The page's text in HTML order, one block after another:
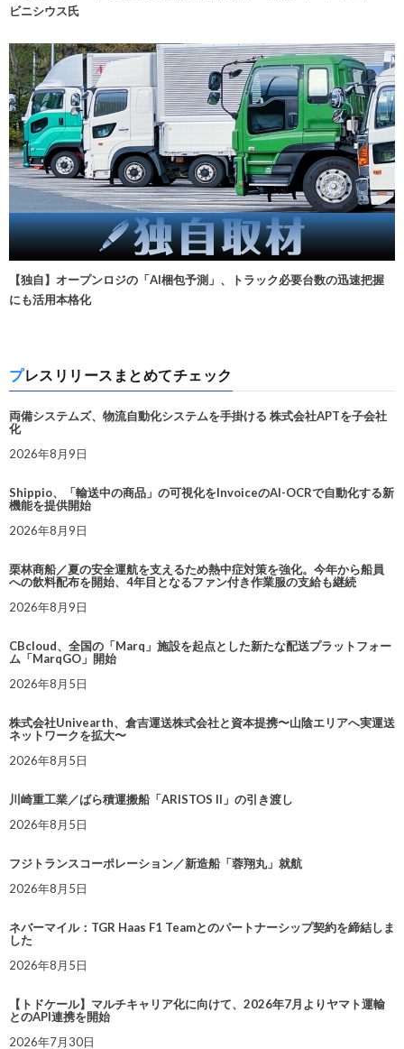
ビニシウス氏
【独自】オープンロジの「AI梱包予測」、トラック必要台数の迅速把握
にも活用本格化
プレスリリースまとめてチェック
両備システムズ、物流自動化システムを手掛ける 株式会社APTを子会社
化
2026年8月9日
Shippio、「輸送中の商品」の可視化をInvoiceのAI-OCRで自動化する新
機能を提供開始
2026年8月9日
栗林商船／夏の安全運航を支えるため熱中症対策を強化。今年から船員
への飲料配布を開始、4年目となるファン付き作業服の支給も継続
2026年8月9日
CBcloud、全国の「Marq」施設を起点とした新たな配送プラットフォー
ム「MarqGO」開始
2026年8月5日
株式会社Univearth、倉吉運送株式会社と資本提携〜山陰エリアへ実運送
ネットワークを拡大〜
2026年8月5日
川崎重工業／ばら積運搬船「ARISTOS II」の引き渡し
2026年8月5日
フジトランスコーポレーション／新造船「蓉翔丸」就航
2026年8月5日
ネバーマイル：TGR Haas F1 Teamとのパートナーシップ契約を締結しま
した
2026年8月5日
【トドケール】マルチキャリア化に向けて、2026年7月よりヤマト運輸
とのAPI連携を開始
2026年7月30日